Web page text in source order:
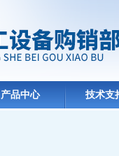
产品中心 技术支